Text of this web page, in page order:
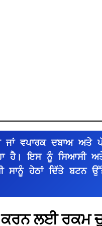
ਵਪਾਰਕ ਦਬਾਅ ਅਤੇ
ਹੈ। ਇਸ ਨੂੰ
ਸਾਨੂੰ ਹੇਠਾਂ ਦਿੱਤੇ
ਲਈ ਰਕਮ